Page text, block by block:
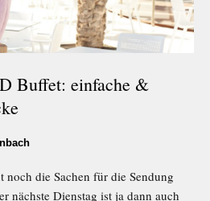
Buffet: einfache &
die Sachen für die Sendung
nächste Dienstag ist ja dann auch